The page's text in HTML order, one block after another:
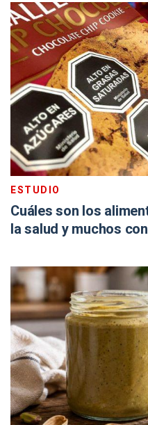
ESTUDIO
Cuáles son los
la salud y muchos